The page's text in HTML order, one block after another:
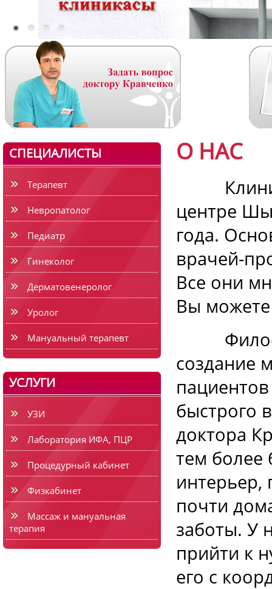
СПЕЦИАЛИСТЫ
Терапевт
Невропатолог
Педиатр
Гинеколог
Дерматовенеролог
Уролог
Мануальный терапевт
УСЛУГИ
УЗИ
Лаборатория ИФА, ПЦР
Процедурный кабинет
Физкабинет
Массаж и мануальная
терапия
О НАС
центре
года.
врачей-
Все они
Вы
создание
быстрого
доктора
тем
интерьер,
почти
заботы. У
прийти к
его с